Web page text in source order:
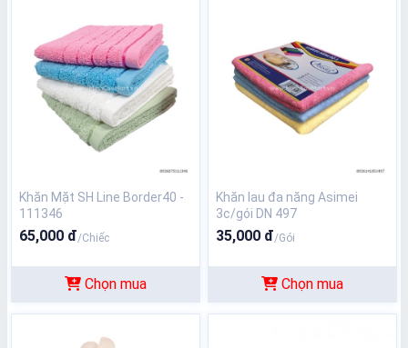
Khăn Mặt SH Line Border40 -
111346
65,000 đ/Chiếc
Chọn mua
Khăn lau đa năng Asimei
3c/gói DN 497
35,000 đ/Gói
Chọn mua